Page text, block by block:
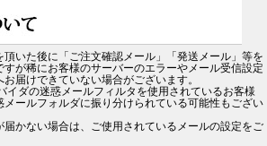
いた後に「ご注文確認メール」「発送メール」等を
が稀にお客様のサーバーのエラーやメール受信設定
届けできていない場合がございます。
イダの迷惑メールフィルタを使用されているお客様
ールフォルダに振り分けられている可能性もござい
届かない場合は、ご使用されているメールの設定をご